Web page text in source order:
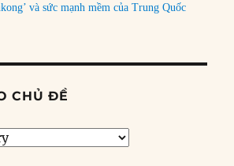
và sức mạnh mềm của Trung Quốc
CHỦ ĐỀ